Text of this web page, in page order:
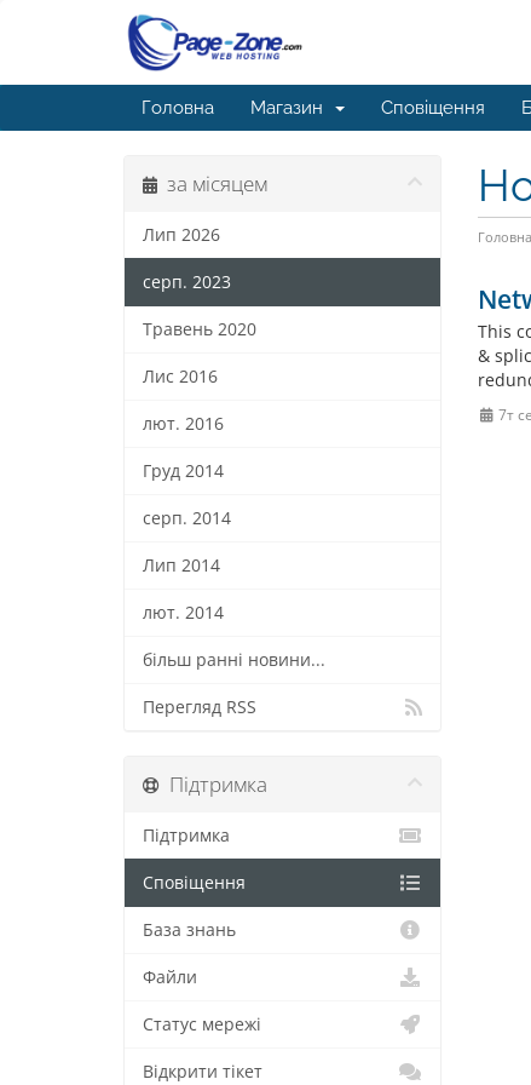
Головна Магазин Сповіщення
Головна
за місяцем
Лип 2026
серп. 2023
Травень 2020
Лис 2016
лют. 2016
Груд 2014
серп. 2014
Лип 2014
лют. 2014
більш ранні новини...
Перегляд RSS
This
&
7т
Підтримка
Підтримка
Сповіщення
База знань
Файли
Статус мережі
Відкрити тікет